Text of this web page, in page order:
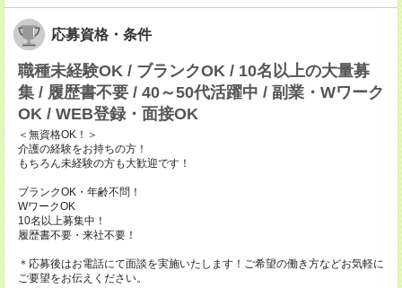
応募資格・条件
職種未経験OK / ブランクOK / 10名以上の大量募
集 / 履歴書不要 / 40～50代活躍中 / 副業・Wワーク
OK / WEB登録・面接OK
＜無資格OK！＞
介護の経験をお持ちの方！
もちろん未経験の方も大歓迎です！
ブランクOK・年齢不問！
WワークOK
10名以上募集中！
履歴書不要・来社不要！
＊応募後はお電話にて面談を実施いたします！ご希望の働き方などお気軽に
ご要望をお伝えください。